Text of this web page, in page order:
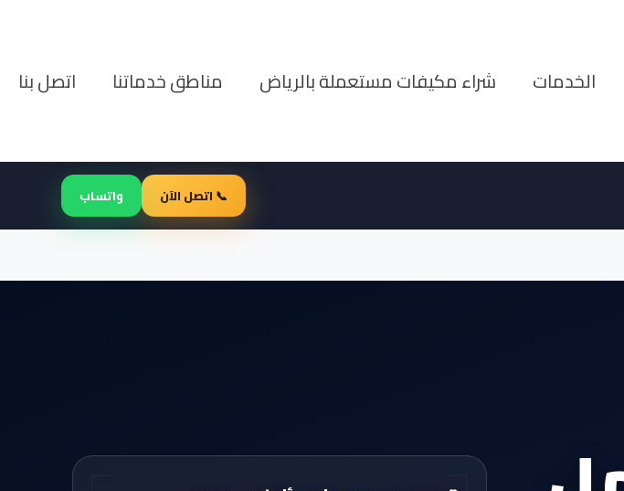
الخدمات شراء مكيفات مستعملة بالرياض مناطق خدماتنا اتصل بنا
📞 اتصل الآن واتساب